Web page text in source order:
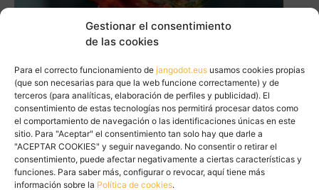
Gestionar el consentimiento
de las cookies
Para el correcto funcionamiento de jangodot.eus usamos cookies propias
(que son necesarias para que la web funcione correctamente) y de
terceros (para analíticas, elaboración de perfiles y publicidad). El
consentimiento de estas tecnologías nos permitirá procesar datos como
el comportamiento de navegación o las identificaciones únicas en este
sitio. Para "Aceptar" el consentimiento tan solo hay que darle a
"ACEPTAR COOKIES" y seguir navegando. No consentir o retirar el
consentimiento, puede afectar negativamente a ciertas características y
funciones. Para saber más, configurar o revocar, aquí tiene más
información sobre la Política de cookies.